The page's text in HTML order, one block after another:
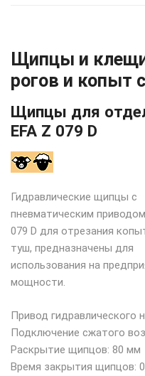
Щипцы и
рогов и копыт
Щипцы для
EFA Z 079 D
Гидравлические щипцы с
пневматическим приводом
079 D для отрезания
туш, предназначены для
использования на
мощности.
Привод гидравлического
Подключение сжатого
Раскрытие щипцов: 80 мм
Время закрытия щипцов: